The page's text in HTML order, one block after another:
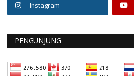
Instagram
PENGUNJUNG